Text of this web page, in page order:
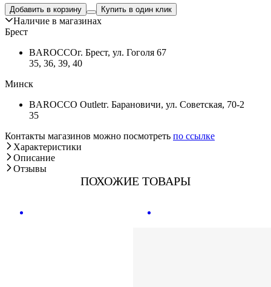
Добавить в корзину Купить в один клик
Наличие в магазинах
Брест
BAROCCOг. Брест, ул. Гоголя 67
35, 36, 39, 40
Минск
BAROCCO Outletг. Барановичи, ул. Советская, 70-2
35
Контакты магазинов можно посмотреть по ссылке
Характеристики
Описание
Отзывы
ПОХОЖИЕ ТОВАРЫ